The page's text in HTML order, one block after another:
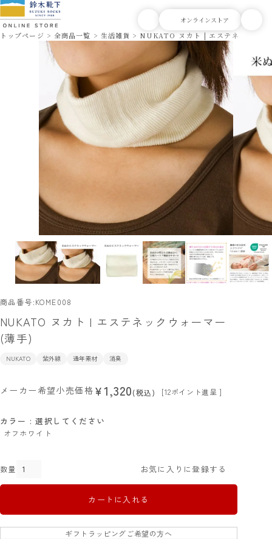
トップページ 全商品一覧 生活雑貨 NUKATO ヌカト | エステネックウォ
商品番号 KOME008
NUKATO ヌカト | エステネックウォーマー
(薄手)
NUKATO 紫外線 通年素材 消臭
メーカー希望小売価格 ¥1,320 税込 [12ポイント進呈 ]
カラー 選択してください
オフホワイト
お気に入りに登録する
カートに入れる
ギフトラッピングご希望の方へ